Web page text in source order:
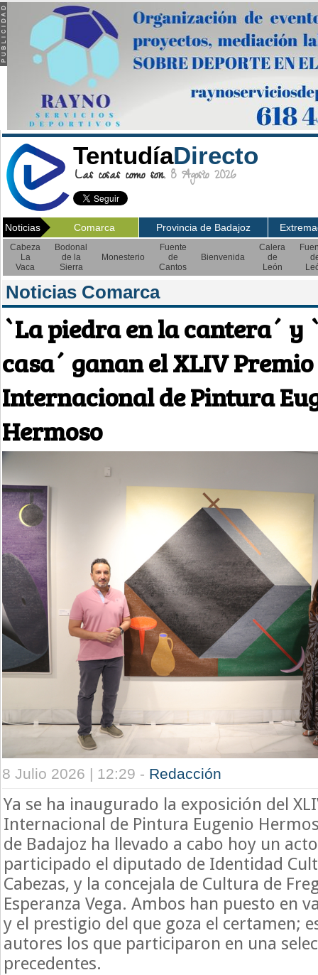
TentudíaDirecto
Las cosas como son. 8 Agosto 2026
Noticias Comarca Provincia de Badajoz
Cabeza
La
Vaca
Bodonal
de la
Sierra
Monesterio
Fuente
de
Cantos
Bienvenida
Calera
de
León
Noticias Comarca
`La piedra en la cantera´ y
casa´ ganan el XLIV Premio
Internacional de Pintura
Hermoso
8 Julio 2026 | 12:29 - Redacción
Ya se ha inaugurado la exposición del
Internacional de Pintura Eugenio
de Badajoz ha llevado a cabo hoy un
participado el diputado de Identidad
Cabezas, y la concejala de Cultura de
Esperanza Vega. Ambos han puesto en
y el prestigio del que goza el certamen;
autores los que participaron en una
precedentes.